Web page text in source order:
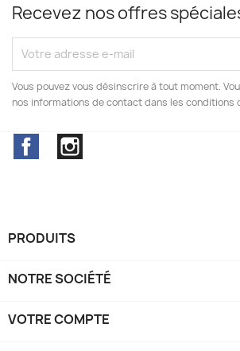
Recevez nos offres
Vous pouvez vous désinscrire à tout moment.
nos informations de contact dans les conditions
Facebook
PRODUITS
NOTRE SOCIÉTÉ
VOTRE COMPTE